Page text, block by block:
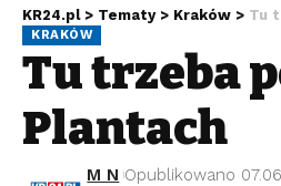
KR24.pl> Tematy> Kraków > Tu
KRAKÓW
Tu trzeba
Plantach
M N Opublikowano